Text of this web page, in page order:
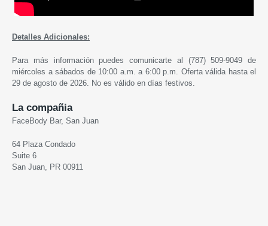
Detalles Adicionales:
Para más información puedes comunicarte al (787) 509-9049 de
miércoles a sábados de 10:00 a.m. a 6:00 p.m. Oferta válida hasta el
29 de agosto de 2026. No es válido en días festivos.
La compañia
FaceBody Bar, San Juan
64 Plaza Condado
Suite 6
San Juan, PR 00911